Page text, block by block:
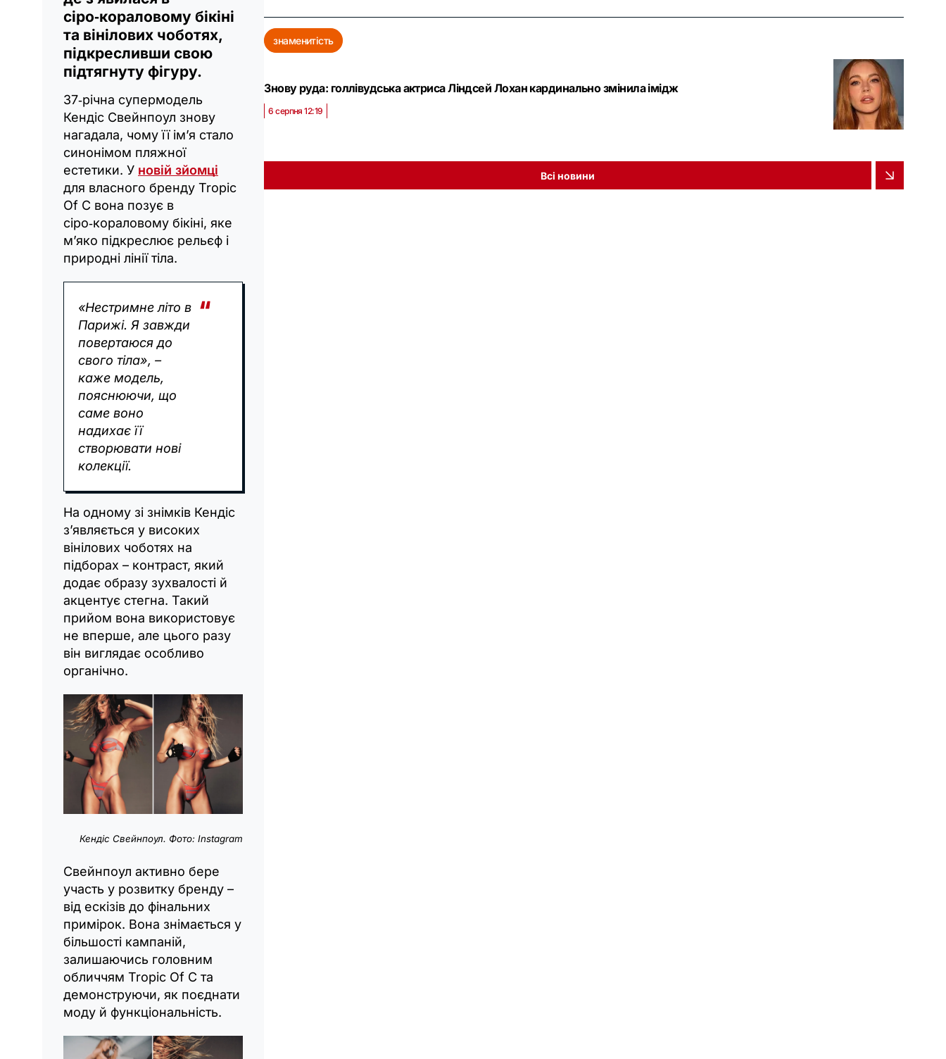
сіро‑кораловому бікіні
та вінілових чоботях,
підкресливши свою
підтягнуту фігуру.
37‑річна супермодель
Кендіс Свейнпоул знову
нагадала, чому її ім’я стало
синонімом пляжної
естетики. У новій зйомці
для власного бренду Tropic
Of C вона позує в
сіро‑кораловому бікіні, яке
м’яко підкреслює рельєф і
природні лінії тіла.
«Нестримне літо в
Парижі. Я завжди
повертаюся до
свого тіла», –
каже модель,
пояснюючи, що
саме воно
надихає її
створювати нові
колекції.
На одному зі знімків Кендіс
з’являється у високих
вінілових чоботях на
підборах – контраст, який
додає образу зухвалості й
акцентує стегна. Такий
прийом вона використовує
не вперше, але цього разу
він виглядає особливо
органічно.
Кендіс Свейнпоул. Фото: Instagram
Свейнпоул активно бере
участь у розвитку бренду –
від ескізів до фінальних
примірок. Вона знімається у
більшості кампаній,
залишаючись головним
обличчям Tropic Of C та
демонструючи, як поєднати
моду й функціональність.
знаменитість
Знову руда: голлівудська актриса Ліндсей Лохан кардинально змінила імідж
6 серпня 12:19
Всі новини